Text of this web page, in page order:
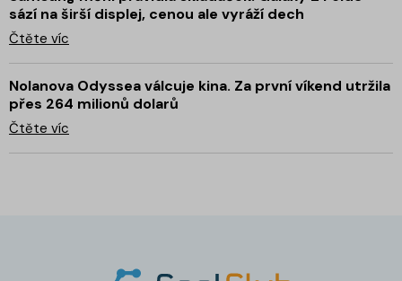
sází na širší displej, cenou ale vyráží dech
Čtěte víc
Nolanova Odyssea válcuje kina. Za první víkend utržila
přes 264 milionů dolarů
Čtěte víc